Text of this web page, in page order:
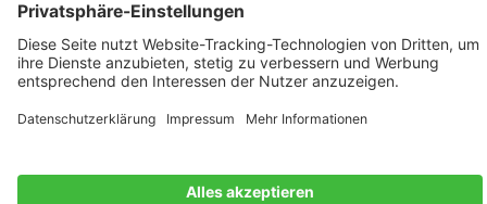
entspricht und für das betreffende Automobil passt.
Die hier angezeigten Daten, insbesondere die gesamte Datenbank, dürfen
nicht kopiert werden. Es ist zu unterlassen, die Daten oder die gesamte
Datenbank ohne vorherige Zustimmung von TecDoc zu vervielfältigen, zu
verbreiten und/oder diese Handlungen durch Dritte ausführen zu lassen.